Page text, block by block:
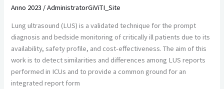
Anno 2023 /AdministratorGiViTI_Site
Lung ultrasound (LUS) is a validated technique for the prompt
diagnosis and bedside monitoring of critically ill patients due to its
availability, safety profile, and cost-effectiveness. The aim of this
work is to detect similarities and differences among LUS reports
performed in ICUs and to provide a common ground for an
integrated report form
mechanically-
ventilated
patients
with
COVID-
19